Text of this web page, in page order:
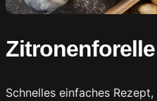
Schnelles einfaches